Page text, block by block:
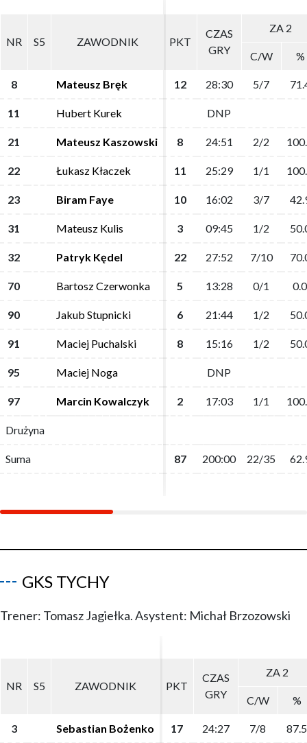
NR S5 ZAWODNIK PKT
CZAS
GRY
ZA 2
C/W %
8 Mateusz Bręk 12 28:30 5/7
11 Hubert Kurek DNP
21 Mateusz Kaszowski 8 24:51 2/2
22 Łukasz Kłaczek 11 25:29 1/1
23 Biram Faye 10 16:02 3/7
31 Mateusz Kulis 3 09:45 1/2
32 Patryk Kędel 22 27:52 7/10
70 Bartosz Czerwonka 5 13:28 0/1 0.0
90 Jakub Stupnicki 6 21:44 1/2
91 Maciej Puchalski 8 15:16 1/2
95 Maciej Noga DNP
97 Marcin Kowalczyk 2 17:03 1/1
Drużyna
Suma 87 200:00 22/35
NR S5 ZAWODNIK PKT
CZAS
GRY
ZA 2
C/W %
8 Mateusz Bręk 12 28:30 5/7
11 Hubert Kurek DNP
21 Mateusz Kaszowski 8 24:51 2/2
22 Łukasz Kłaczek 11 25:29 1/1
23 Biram Faye 10 16:02 3/7
31 Mateusz Kulis 3 09:45 1/2
32 Patryk Kędel 22 27:52 7/10
70 Bartosz Czerwonka 5 13:28 0/1 0.0
90 Jakub Stupnicki 6 21:44 1/2
91 Maciej Puchalski 8 15:16 1/2
95 Maciej Noga DNP
97 Marcin Kowalczyk 2 17:03 1/1
Drużyna
Suma 87 200:00 22/35
GKS TYCHY
Trener: Tomasz Jagiełka. Asystent: Michał Brzozowski
NR S5 ZAWODNIK PKT
CZAS
GRY
ZA 2
C/W %
3 Sebastian Bożenko 17 24:27 7/8 87.5
NR S5 ZAWODNIK PKT
CZAS
GRY
ZA 2
C/W %
3 Sebastian Bożenko 17 24:27 7/8 87.5